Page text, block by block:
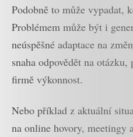
Podobně to může vypadat,
Problémem může být i
neúspěšné adaptace na
snaha odpovědět na
firmě výkonnost.
Nebo příklad z aktuální
na online hovory, meetingy